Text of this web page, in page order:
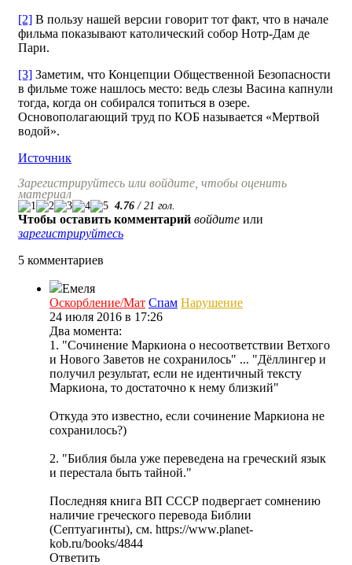
[2] В пользу нашей версии говорит тот факт, что в начале
фильма показывают католический собор Нотр-Дам де
Пари.
[3] Заметим, что Концепции Общественной Безопасности
в фильме тоже нашлось место: ведь слезы Васина капнули
тогда, когда он собирался топиться в озере.
Основополагающий труд по КОБ называется «Мертвой
водой».
Источник
Зарегистрируйтесь или войдите, чтобы оценить
материал
4.76 / 21 гол.
Чтобы оставить комментарий войдите или
зарегистрируйтесь
5 комментариев
Емеля
Оскорбление/Мат Спам Нарушение
24 июля 2016 в 17:26
Два момента:
1. "Сочинение Маркиона о несоответствии Ветхого
и Нового Заветов не сохранилось" ... "Дёллингер и
получил результат, если не идентичный тексту
Маркиона, то достаточно к нему близкий"
Откуда это известно, если сочинение Маркиона не
сохранилось?)
2. "Библия была уже переведена на греческий язык
и перестала быть тайной."
Последняя книга ВП СССР подвергает сомнению
наличие греческого перевода Библии
(Септуагинты), см. https://www.planet-
kob.ru/books/4844
Ответить